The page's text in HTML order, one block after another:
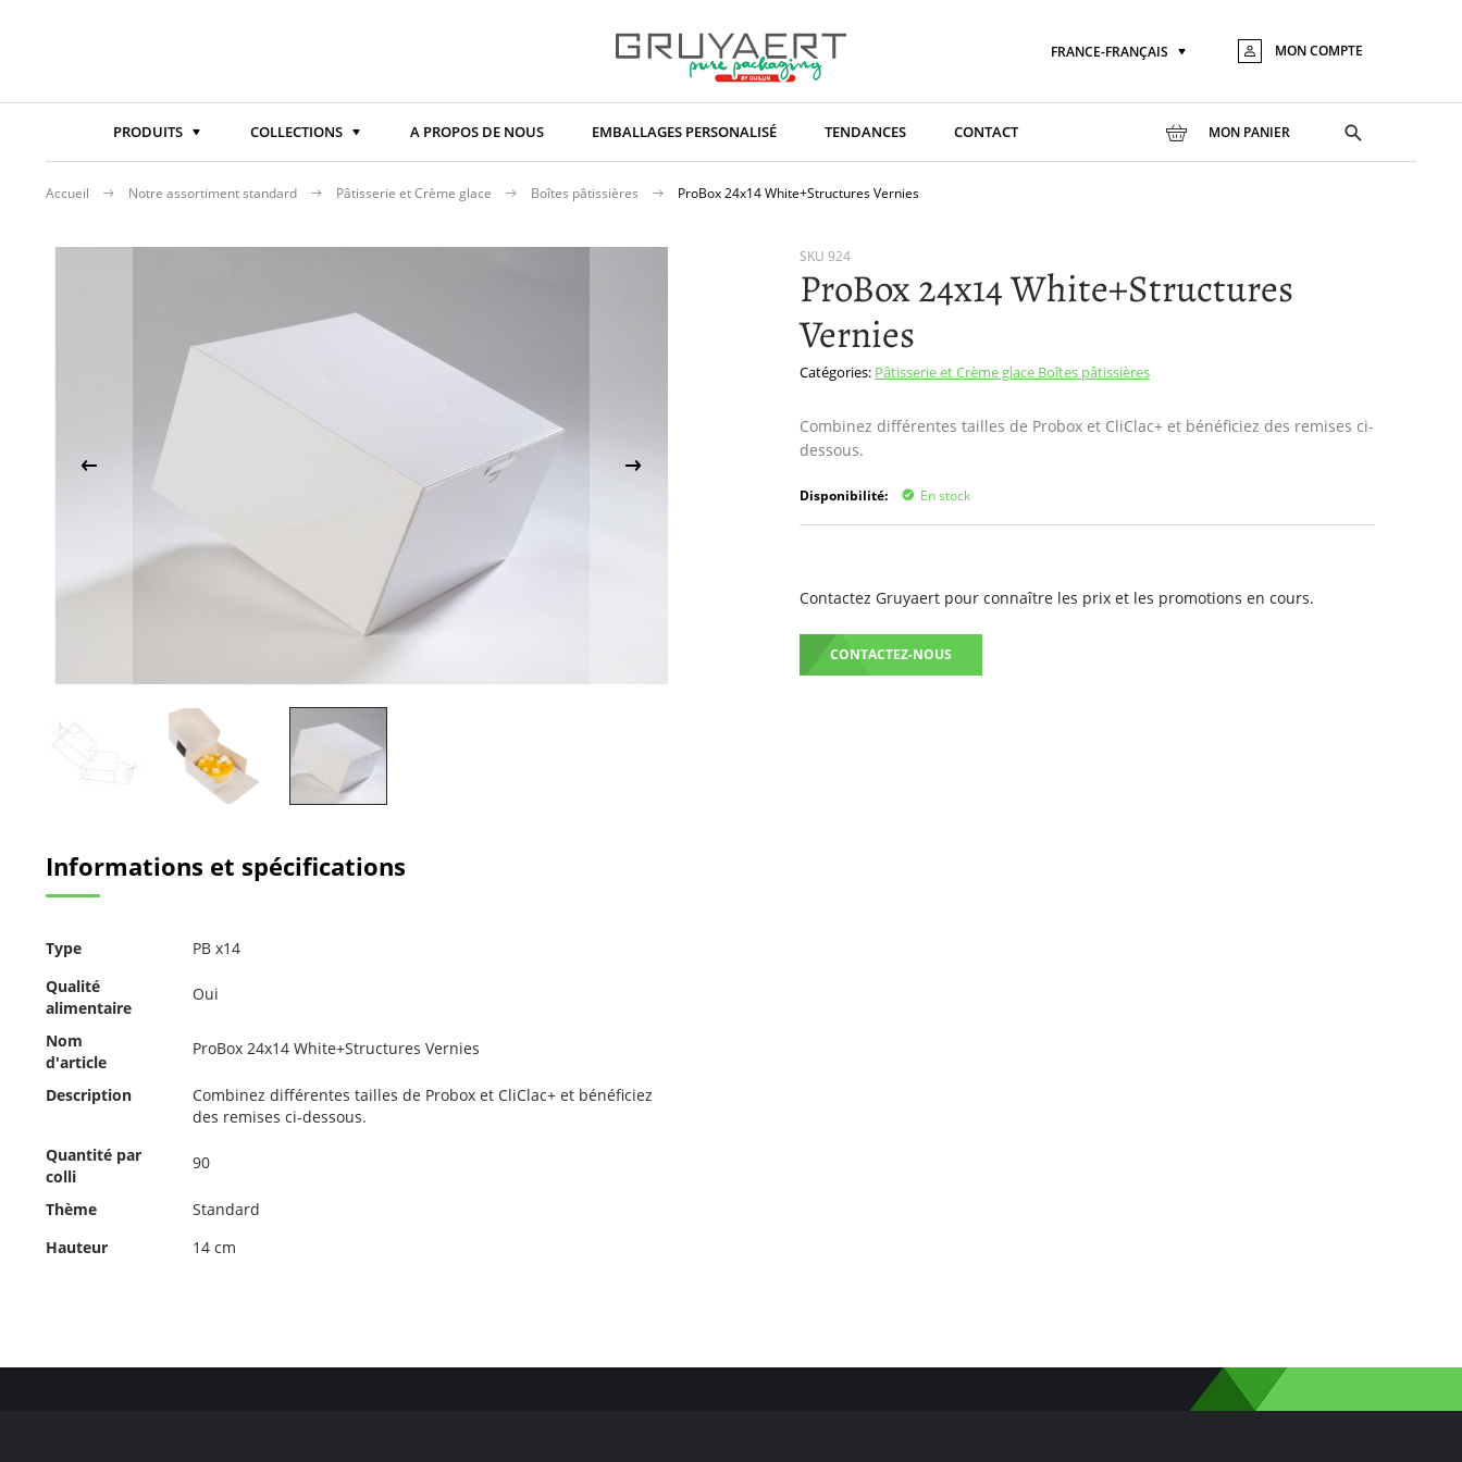
Langue
FRANCE-FRANÇAIS MON COMPTE
PRODUITS COLLECTIONS A PROPOS DE NOUS EMBALLAGES PERSONALISÉ TENDANCES CONTACT MON PANIER
Toggle
search
Accueil Notre assortiment standard Pâtisserie et Crème glace Boîtes pâtissières ProBox 24x14 White+Structures Vernies
SKU924
ProBox 24x14 White+Structures
Vernies
Catégories: Pâtisserie et Crème glace Boîtes pâtissières
Combinez différentes tailles de Probox et CliClac+ et bénéficiez des remises ci-
dessous.
Disponibilité: En stock
Contactez Gruyaert pour connaître les prix et les promotions en cours.
CONTACTEZ-NOUS
début
de
la
d’images
Informations et spécifications
Pour
plus
d'informations
Type
PB x14
Qualité
alimentaire
Oui
Nom
d'article
ProBox 24x14 White+Structures Vernies
Description
Combinez différentes tailles de Probox et CliClac+ et bénéficiez
des remises ci-dessous.
Quantité par
colli
90
Thème
Standard
Hauteur
14 cm